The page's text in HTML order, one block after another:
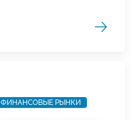
ФИНАНСОВЫЕ РЫНКИ